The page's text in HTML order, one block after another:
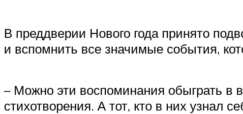
В преддверии Нового года принято
и вспомнить все значимые события,
– Можно эти воспоминания обыграть в
стихотворения. А тот, кто в них узнал